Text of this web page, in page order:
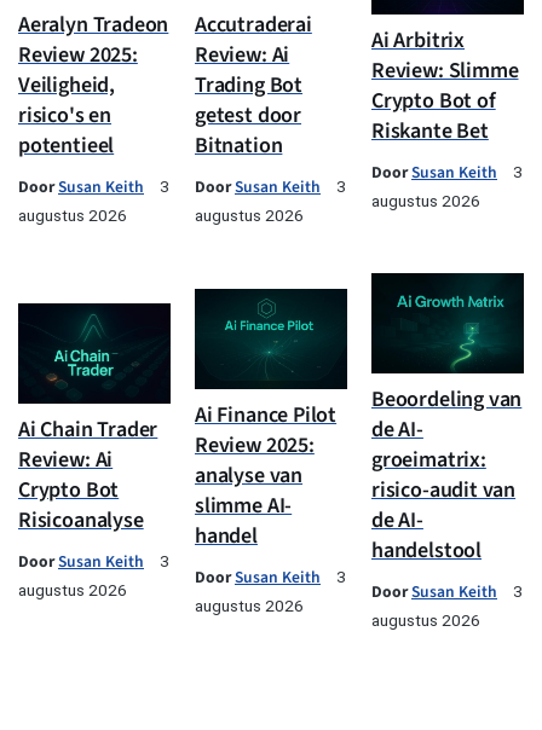
Aeralyn Tradeon
Review 2025:
Veiligheid,
risico's en
potentieel
DoorSusan Keith
3
augustus 2026
Accutraderai
Review: Ai
Trading Bot
getest door
Bitnation
DoorSusan Keith
3
augustus 2026
Ai Arbitrix
Review: Slimme
Crypto Bot of
Riskante Bet
DoorSusan Keith
3
augustus 2026
Ai Chain Trader
Review: Ai
Crypto Bot
Risicoanalyse
DoorSusan Keith
3
augustus 2026
Ai Finance Pilot
Review 2025:
analyse van
slimme AI-
handel
DoorSusan Keith
3
augustus 2026
Beoordeling van
de AI-
groeimatrix:
risico-audit van
de AI-
handelstool
DoorSusan Keith
3
augustus 2026